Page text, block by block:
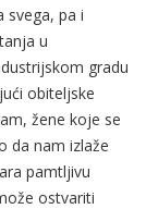
svega, pa i
u
gradu
obiteljske
žene koje se
da nam izlaže
pamtljivu
ostvariti